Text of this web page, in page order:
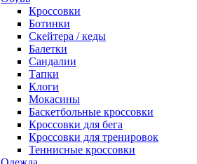
Кроссовки
Ботинки
Скейтера / кеды
Балетки
Сандалии
Тапки
Клоги
Мокасины
Баскетбольные кроссовки
Кроссовки для бега
Кроссовки для тренировок
Теннисные кроссовки